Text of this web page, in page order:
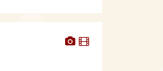
DieserDieser